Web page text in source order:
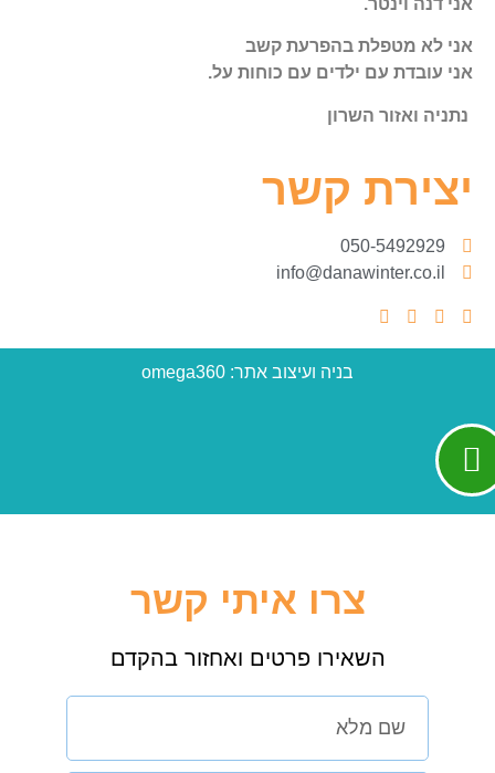
אני לא מטפלת בהפרעת קשב
אני עובדת עם ילדים עם כוחות על.
נתניה ואזור השרון
יצירת קשר
050-5492929
info@danawinter.co.il
בניה ועיצוב אתר: omega360
צרו איתי קשר
השאירו פרטים ואחזור בהקדם